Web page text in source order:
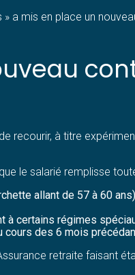
a mis en place un
recourir, à titre
le salarié remplisse
allant de 57 à 60
à certains régimes
des 6 mois
retraite faisant